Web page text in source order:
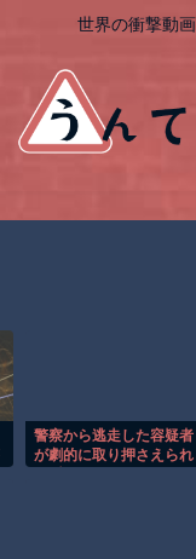
世界の衝撃動
警察から逃走した容疑者
が劇的に取り押さえられ